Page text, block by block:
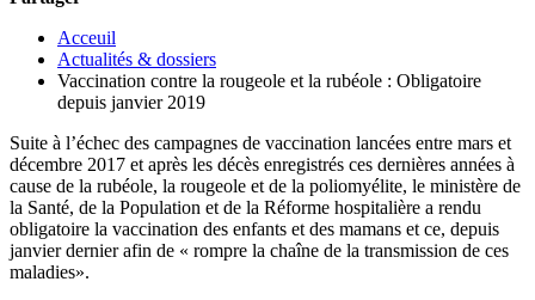
Acceuil
Actualités & dossiers
Vaccination contre la rougeole et la rubéole : Obligatoire
depuis janvier 2019
Suite à l’échec des campagnes de vaccination lancées entre mars et
décembre 2017 et après les décès enregistrés ces dernières années à
cause de la rubéole, la rougeole et de la poliomyélite, le ministère de
la Santé, de la Population et de la Réforme hospitalière a rendu
obligatoire la vaccination des enfants et des mamans et ce, depuis
janvier dernier afin de « rompre la chaîne de la transmission de ces
maladies».